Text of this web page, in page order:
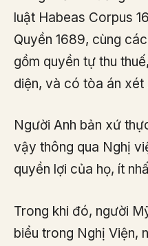
luật Habeas Corpus
Quyền 1689, cùng
gồm quyền tự thu
diện, và có tòa án xét
Người Anh bản xứ
vậy thông qua Nghị
quyền lợi của họ, ít
Trong khi đó, người
biểu trong Nghị Viện,